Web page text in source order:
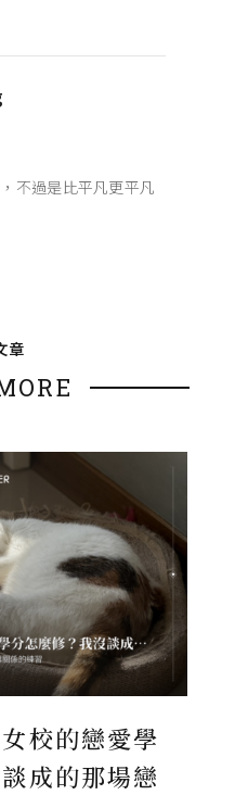
不過是比平凡更平凡
章
校的戀愛學
成的那場戀